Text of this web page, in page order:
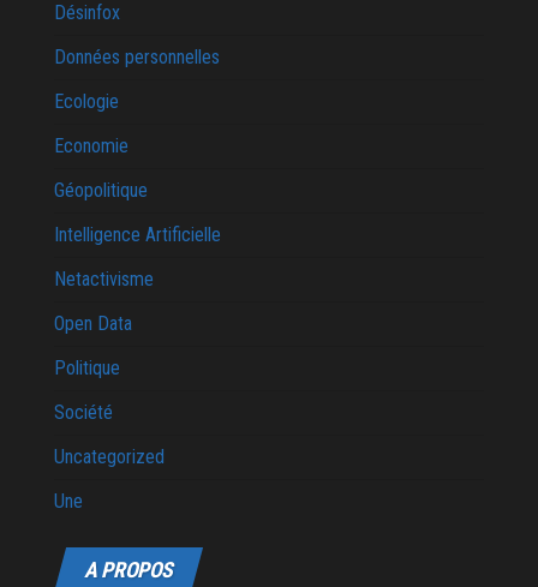
Désinfox
Données personnelles
Ecologie
Economie
Géopolitique
Intelligence Artificielle
Netactivisme
Open Data
Politique
Société
Uncategorized
Une
A PROPOS